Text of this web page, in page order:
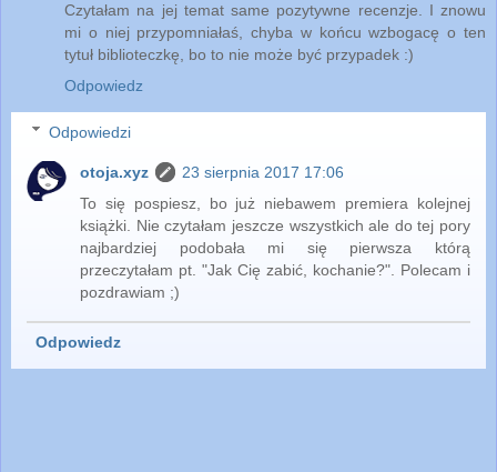
Czytałam na jej temat same pozytywne recenzje. I znowu
mi o niej przypomniałaś, chyba w końcu wzbogacę o ten
tytuł biblioteczkę, bo to nie może być przypadek :)
Odpowiedz
Odpowiedzi
otoja.xyz
23 sierpnia 2017 17:06
To się pospiesz, bo już niebawem premiera kolejnej
książki. Nie czytałam jeszcze wszystkich ale do tej pory
najbardziej podobała mi się pierwsza którą
przeczytałam pt. "Jak Cię zabić, kochanie?". Polecam i
pozdrawiam ;)
Odpowiedz